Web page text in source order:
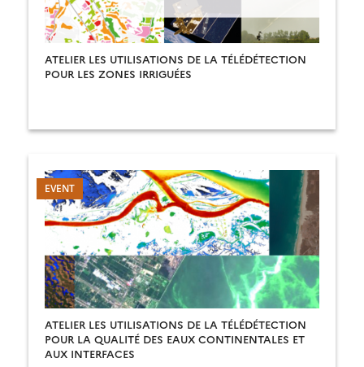
ATELIER LES UTILISATIONS DE LA TÉLÉDÉTECTION
POUR LES ZONES IRRIGUÉES
ATELIER LES UTILISATIONS DE LA TÉLÉDÉTECTION
POUR LA QUALITÉ DES EAUX CONTINENTALES ET
AUX INTERFACES